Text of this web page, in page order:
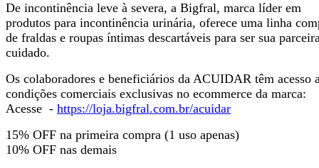
De incontinência leve à severa, a Bigfral, marca líder em
produtos para incontinência urinária, oferece uma linha
de fraldas e roupas íntimas descartáveis para ser sua
cuidado.
Os colaboradores e beneficiários da ACUIDAR têm acesso
condições comerciais exclusivas no ecommerce da marca:
Acesse - https://loja.bigfral.com.br/acuidar
15% OFF na primeira compra (1 uso apenas)
10% OFF nas demais